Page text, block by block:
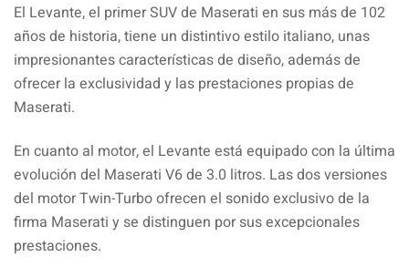
El Levante, el primer SUV de Maserati en sus más de 102
años de historia, tiene un distintivo estilo italiano, unas
impresionantes características de diseño, además de
ofrecer la exclusividad y las prestaciones propias de
Maserati.
En cuanto al motor, el Levante está equipado con la última
evolución del Maserati V6 de 3.0 litros. Las dos versiones
del motor Twin-Turbo ofrecen el sonido exclusivo de la
firma Maserati y se distinguen por sus excepcionales
prestaciones.